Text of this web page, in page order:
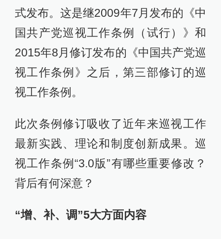
式发布。这是继2009年7月发布的《中
国共产党巡视工作条例（试行）》和
2015年8月修订发布的《中国共产党巡
视工作条例》之后，第三部修订的巡
视工作条例。
此次条例修订吸收了近年来巡视工作
最新实践、理论和制度创新成果。巡
视工作条例“3.0版”有哪些重要修改？
背后有何深意？
“增、补、调”5大方面内容